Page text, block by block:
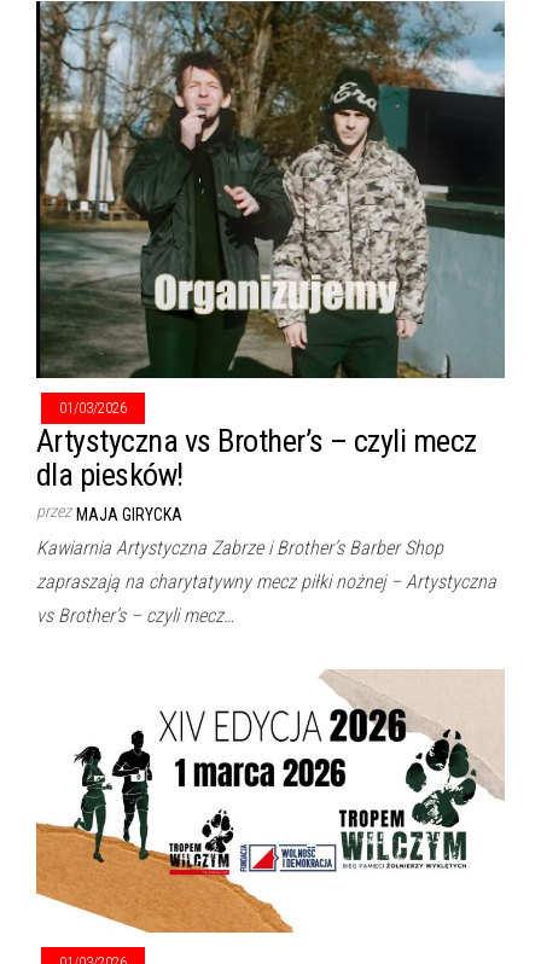
01/03/2026
Artystyczna vs Brother’s – czyli mecz
dla piesków!
przez MAJA GIRYCKA
Kawiarnia Artystyczna Zabrze i Brother’s Barber Shop
zapraszają na charytatywny mecz piłki nożnej – Artystyczna
vs Brother’s – czyli mecz…